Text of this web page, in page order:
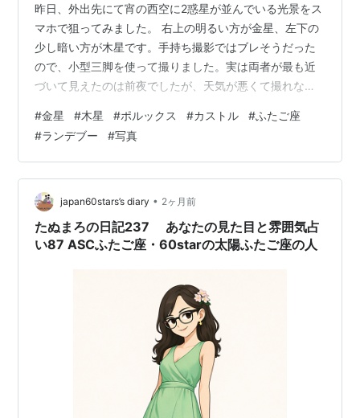
昨日、外出先にて宵の西空に2惑星が並んでいる光景をス
マホで狙ってみました。 右上の明るい方が金星、左下の
少し暗い方が木星です。手持ち撮影ではブレそうだった
ので、小型三脚を使って撮りました。実は両者が最も近
づいて見えたのは前夜でしたが、天気が悪くて撮れなか
も2つ見えていることに気付き、横構図にして全部捉えて
みたのがこちら。 ※PCで画像にマウスカーソルを合わせ
ると星名が表示されます 接近した2惑星の右に横並びで
見えていたのは、ふたご座のポルックスとカストルでし
た。もう少し早い時間帯に撮っていれば、丘陵地帯のシ
ルエットのすぐ上に水星も捉えられたはず…
#金星 #木星 #ポルックス #カストル #ふたご座
#ランデブー #写真
japan60stars’s diary • 2ヶ月前
たぬまろの日記237 あなたの見た目と雰囲気占
い87 ASCふたご座・60starの太陽ふたご座の人